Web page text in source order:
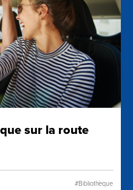
sur la route
#Bibliothèque